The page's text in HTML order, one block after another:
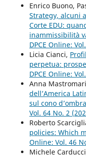
Enrico Buono,
Strategy, alcuni
Corte EDU:
inammissibilità
DPCE Online:
Licia Cianci,
perpetua:
DPCE Online:
Anna
dell’America
sul cono
Vol. 64 No. 2
Roberto
policies: Which
Online: Vol. 46
Michele